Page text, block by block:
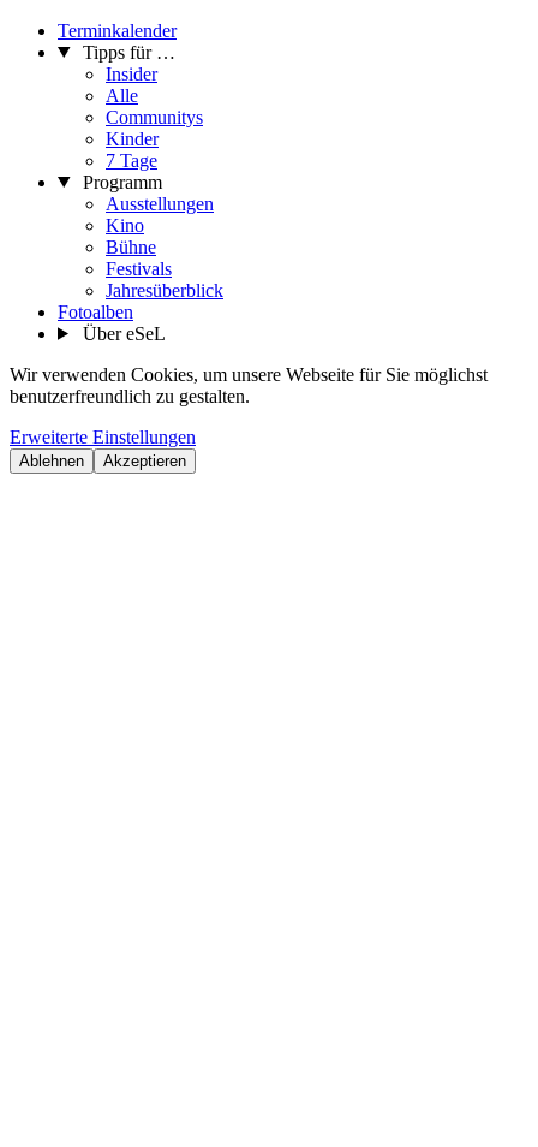
Terminkalender
Tipps für …
Insider
Alle
Communitys
Kinder
7 Tage
Programm
Ausstellungen
Kino
Bühne
Festivals
Jahresüberblick
Fotoalben
Über eSeL
Wir verwenden Cookies, um unsere Webseite für Sie möglichst
benutzerfreundlich zu gestalten.
Erweiterte Einstellungen
Ablehnen Akzeptieren